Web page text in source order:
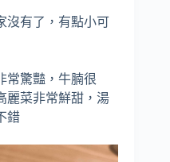
沒有了，有點小可
常驚豔，牛腩很
麗菜非常鮮甜，湯
錯